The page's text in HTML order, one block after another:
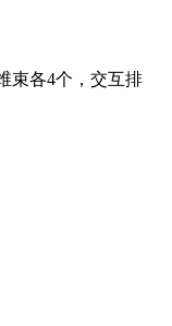
束各4个，交互排